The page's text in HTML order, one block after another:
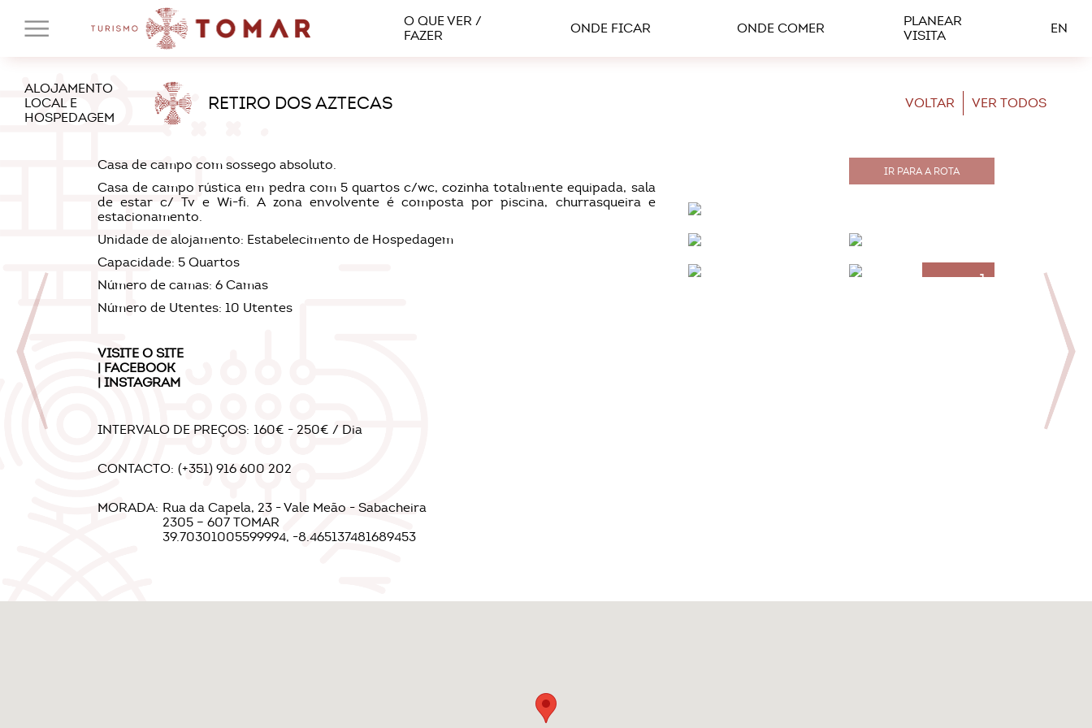
O QUE VER /
FAZER
ONDE FICAR ONDE COMER
PLANEAR
VISITA
EN
ALOJAMENTO
LOCAL E
HOSPEDAGEM
RETIRO DOS AZTECAS VOLTAR VER TODOS
Casa de campo com sossego absoluto.
Casa de campo rústica em pedra com 5 quartos c/wc, cozinha totalmente equipada, sala
de estar c/ Tv e Wi-fi. A zona envolvente é composta por piscina, churrasqueira e
estacionamento.
Unidade de alojamento: Estabelecimento de Hospedagem
Capacidade: 5 Quartos
Número de camas: 6 Camas
Número de Utentes: 10 Utentes
VISITE O SITE
| FACEBOOK
| INSTAGRAM
INTERVALO DE PREÇOS: 160€ - 250€ / Dia
CONTACTO: (+351) 916 600 202
MORADA: Rua da Capela, 23 - Vale Meão - Sabacheira
2305 – 607 TOMAR
39.70301005599994, -8.465137481689453
IR PARA A ROTA
+1